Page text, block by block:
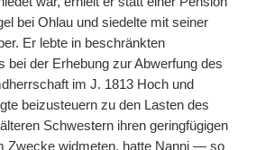
bei Ohlau und siedelte mit seiner
Er lebte in beschränkten
bei der Erhebung zur Abwerfung des
im J. 1813 Hoch und
beizusteuern zu den Lasten des
Schwestern ihren geringfügigen
Zwecke widmeten, hatte Nanni — so